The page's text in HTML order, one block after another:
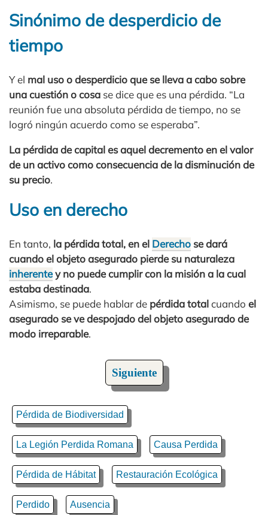
Sinónimo de desperdicio de
tiempo
Y el mal uso o desperdicio que se lleva a cabo sobre
una cuestión o cosa se dice que es una pérdida. “La
reunión fue una absoluta pérdida de tiempo, no se
logró ningún acuerdo como se esperaba”.
La pérdida de capital es aquel decremento en el valor
de un activo como consecuencia de la disminución de
su precio.
Uso en derecho
En tanto, la pérdida total, en el Derecho se dará
cuando el objeto asegurado pierde su naturaleza
inherentey no puede cumplir con la misión a la cual
estaba destinada.
Asimismo, se puede hablar de pérdida totalcuando el
asegurado se ve despojado del objeto asegurado de
modo irreparable.
Siguiente
Pérdida de Biodiversidad
La Legión Perdida Romana Causa Perdida
Pérdida de Hábitat Restauración Ecológica
Perdido Ausencia